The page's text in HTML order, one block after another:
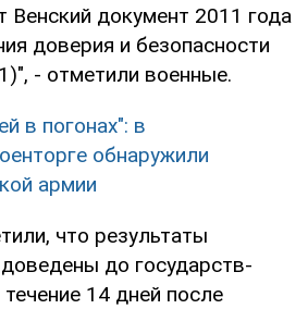
Венский документ 2011 года
доверия и безопасности
- отметили военные.
в погонах": в
обнаружили
армии
что результаты
до государств-
14 дней после